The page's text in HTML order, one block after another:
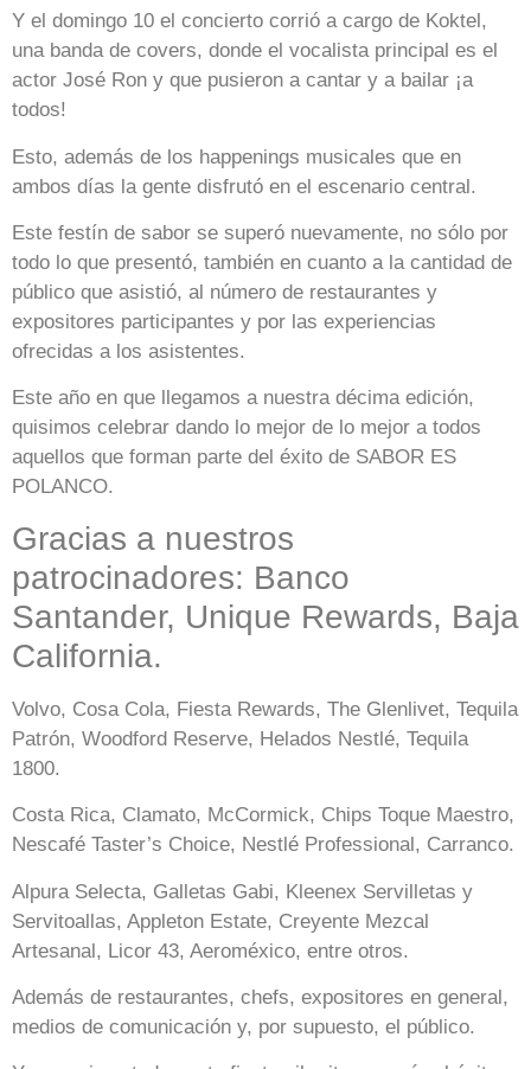
Y el domingo 10 el concierto corrió a cargo de Koktel,
una banda de covers, donde el vocalista principal es el
actor José Ron y que pusieron a cantar y a bailar ¡a
todos!
Esto, además de los happenings musicales que en
ambos días la gente disfrutó en el escenario central.
Este festín de sabor se superó nuevamente, no sólo por
todo lo que presentó, también en cuanto a la cantidad de
público que asistió, al número de restaurantes y
expositores participantes y por las experiencias
ofrecidas a los asistentes.
Este año en que llegamos a nuestra décima edición,
quisimos celebrar dando lo mejor de lo mejor a todos
aquellos que forman parte del éxito de SABOR ES
POLANCO.
Gracias a nuestros
patrocinadores: Banco
Santander, Unique Rewards, Baja
California.
Volvo, Cosa Cola, Fiesta Rewards, The Glenlivet, Tequila
Patrón, Woodford Reserve, Helados Nestlé, Tequila
1800.
Costa Rica, Clamato, McCormick, Chips Toque Maestro,
Nescafé Taster’s Choice, Nestlé Professional, Carranco.
Alpura Selecta, Galletas Gabi, Kleenex Servilletas y
Servitoallas, Appleton Estate, Creyente Mezcal
Artesanal, Licor 43, Aeroméxico, entre otros.
Además de restaurantes, chefs, expositores en general,
medios de comunicación y, por supuesto, el público.